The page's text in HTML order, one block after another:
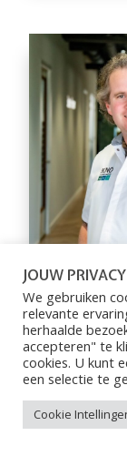
DR.
BRIËT
BIG
JOUW
We gebruiken
relevante
herhaalde
accepteren" te
cookies. U kunt
een ​​selectie te
Cookie